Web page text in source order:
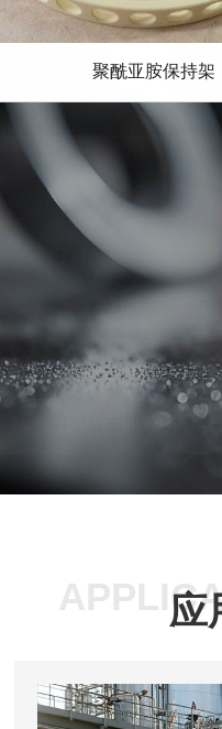
聚酰亚胺保持架
RB标准型交叉滚子
应